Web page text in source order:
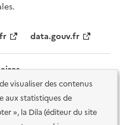
visualiser des contenus
aux statistiques de
», la Dila (éditeur du site
data.gouv.fr